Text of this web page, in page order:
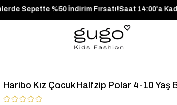
Ürünlerde Sepette %50 İndirim Fırsatı!Saat
Haribo Kız Çocuk Halfzip Polar 4-10 Yaş